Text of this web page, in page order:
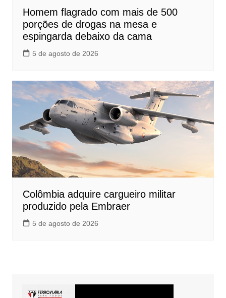
Homem flagrado com mais de 500
porções de drogas na mesa e
espingarda debaixo da cama
5 de agosto de 2026
Colômbia adquire cargueiro militar
produzido pela Embraer
5 de agosto de 2026